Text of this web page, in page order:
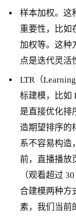
样本加权。这
重要性，比如
加权等。这种
点是迭代灵活
LTR（
标建模，比如
是直接优化排
造期望排序的
系不容易构造
前，直播播放
（观看超过
合建模两种方
素，我们当前